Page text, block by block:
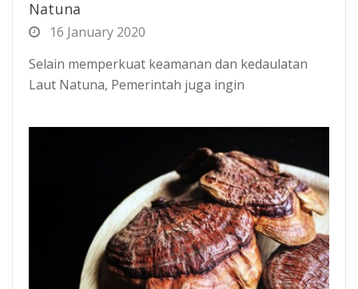
Natuna
16 January 2020
Selain memperkuat keamanan dan kedaulatan
Laut Natuna, Pemerintah juga ingin